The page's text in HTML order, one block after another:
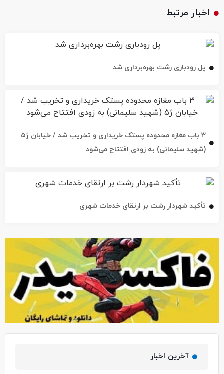
پل رودباری رشت بهره‌برداری شد
تأکید شهردار رشت بر ارتقای خدمات شهری
آخرین اخبار